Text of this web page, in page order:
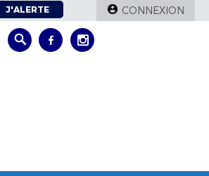
J'ALERTE CONNEXION